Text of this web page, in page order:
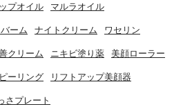
プオイル マルラオイル
ーム ナイトクリーム ワセリン
クリーム ニキビ塗り薬 美顔ローラー
ーリング リフトアップ美顔器
さプレート